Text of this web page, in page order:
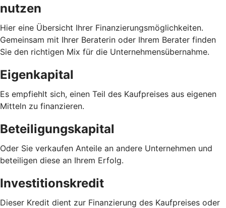
nutzen
Hier eine Übersicht Ihrer Finanzierungsmöglichkeiten.
Gemeinsam mit Ihrer Beraterin oder Ihrem Berater finden
Sie den richtigen Mix für die Unternehmensübernahme.
Eigenkapital
Es empfiehlt sich, einen Teil des Kaufpreises aus eigenen
Mitteln zu finanzieren.
Beteiligungskapital
Oder Sie verkaufen Anteile an andere Unternehmen und
beteiligen diese an Ihrem Erfolg.
Investitionskredit
Dieser Kredit dient zur Finanzierung des Kaufpreises oder